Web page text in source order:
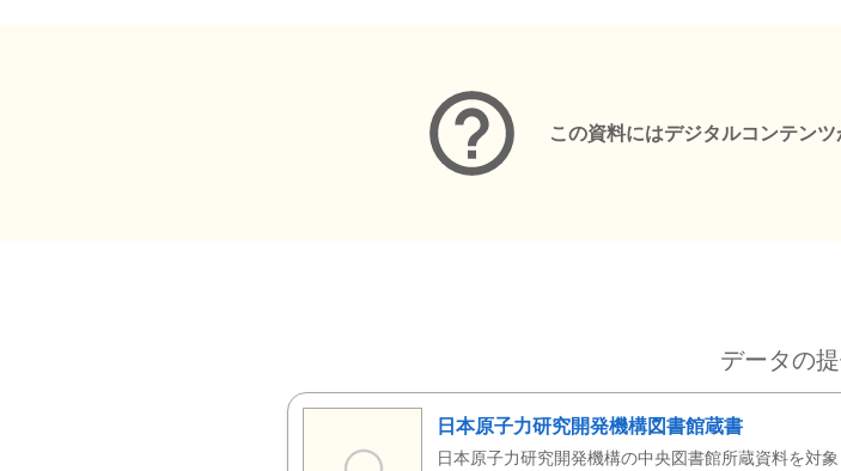
この資料にはデジタルコンテンツ
データの
日本原子力研究開発機構図書館蔵書
日本原子力研究開発機構の中央図書館所蔵資料を対